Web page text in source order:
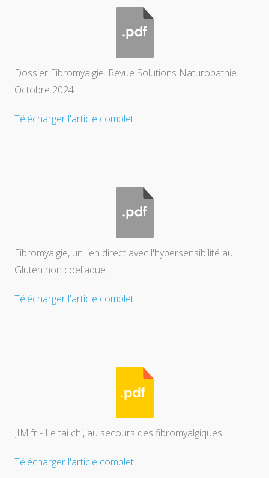
Dossier Fibromyalgie. Revue Solutions Naturopathie.
Octobre 2024
Télécharger l'article complet
Fibromyalgie, un lien direct avec l'hypersensibilité au
Gluten non coeliaque
Télécharger l'article complet
JIM.fr - Le tai chi, au secours des fibromyalgiques
Télécharger l'article complet